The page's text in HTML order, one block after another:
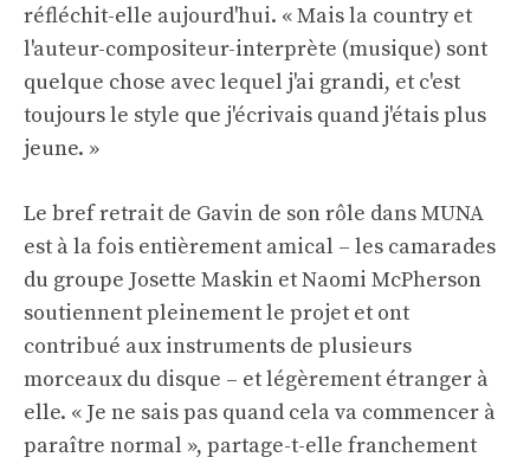
réfléchit-elle aujourd'hui. « Mais la country et
l'auteur-compositeur-interprète (musique) sont
quelque chose avec lequel j'ai grandi, et c'est
toujours le style que j'écrivais quand j'étais plus
jeune. »
Le bref retrait de Gavin de son rôle dans MUNA
est à la fois entièrement amical – les camarades
du groupe Josette Maskin et Naomi McPherson
soutiennent pleinement le projet et ont
contribué aux instruments de plusieurs
morceaux du disque – et légèrement étranger à
elle. « Je ne sais pas quand cela va commencer à
paraître normal », partage-t-elle franchement